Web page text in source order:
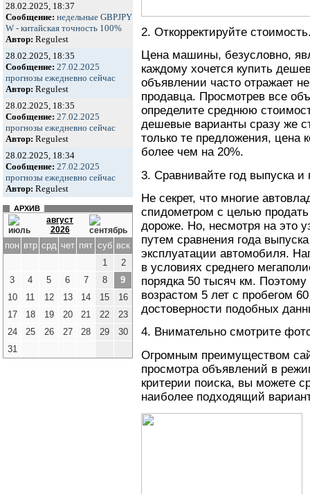
28.02.2025, 18:37
Сообщение: недельные GBPJPY
W - китайская точность 100%
Автор: Regulest
28.02.2025, 18:35
Сообщение: 27.02.2025
прогнозы ежедневно сейчас
Автор: Regulest
28.02.2025, 18:35
Сообщение: 27.02.2025
прогнозы ежедневно сейчас
Автор: Regulest
28.02.2025, 18:34
Сообщение: 27.02.2025
прогнозы ежедневно сейчас
Автор: Regulest
АРХИВ
август
2026
пон втр срд чет пят суб вск
1
2
3
4 5 6 7 8
9
10
11 12 13 14 15
16
17
18 19 20 21 22
23
24
25 26 27 28 29
30
31
2. Откорректируйте
Цена машины, безусловно,
каждому хочется купить
объявлении часто отражает
продавца. Просмотрев все
определите среднюю
дешевые варианты сразу же
только те предложения, цена
более чем на 20%.
3. Сравнивайте год выпуска и
Не секрет, что многие
спидометром с целью
дороже. Но, несмотря на это
путем сравнения года
эксплуатации автомобиля.
в условиях среднего
порядка 50 тысяч км.
возрастом 5 лет с пробегом
достоверности подобных
4. Внимательно смотрите
Огромным преимуществом
просмотра объявлений в
критерии поиска, вы можете
наиболее подходящий